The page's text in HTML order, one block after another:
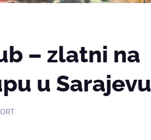
– zlatni na
u Sarajevu